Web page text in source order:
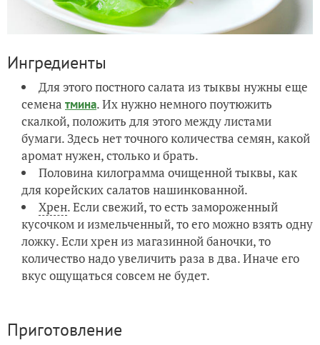
Ингредиенты
Для этого постного салата из тыквы нужны еще
семена тмина. Их нужно немного поутюжить
скалкой, положить для этого между листами
бумаги. Здесь нет точного количества семян, какой
аромат нужен, столько и брать.
Половина килограмма очищенной тыквы, как
для корейских салатов нашинкованной.
Хрен. Если свежий, то есть замороженный
кусочком и измельченный, то его можно взять одну
ложку. Если хрен из магазинной баночки, то
количество надо увеличить раза в два. Иначе его
вкус ощущаться совсем не будет.
Приготовление